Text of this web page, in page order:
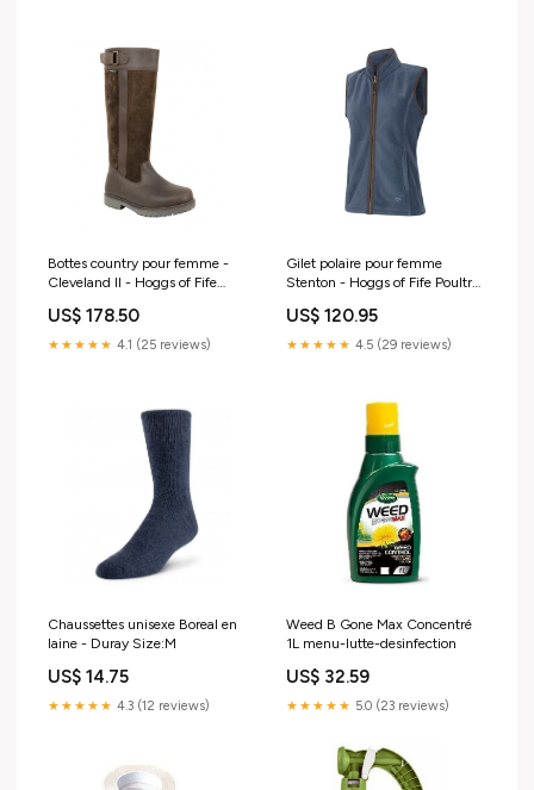
Bottes country pour femme -
Cleveland II - Hoggs of Fife
US$ 178.50
★★★★★ 4.1 (25 reviews)
Gilet polaire pour femme
Stenton - Hoggs of Fife Poultry
US$ 120.95
★★★★★ 4.5 (29 reviews)
Chaussettes unisexe Boreal en
laine - Duray Size:M
US$ 14.75
★★★★★ 4.3 (12 reviews)
Weed B Gone Max Concentré
1L menu-lutte-desinfection
US$ 32.59
★★★★★ 5.0 (23 reviews)